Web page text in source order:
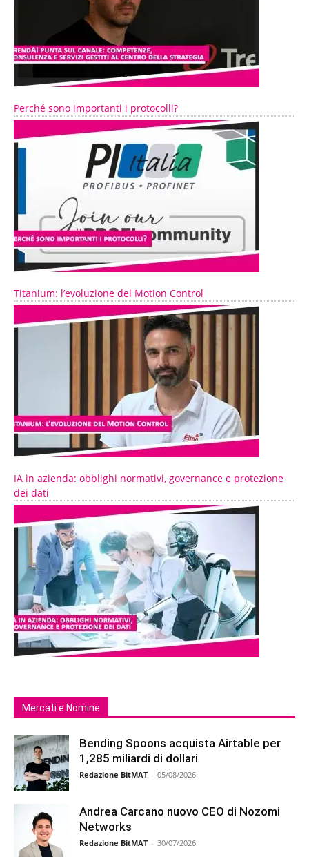
Perché sono importanti i protocolli?
Titanium: l’evoluzione del Motion Control
IA in azienda: obblighi normativi, governance e protezione
dei dati
Mercati e Nomine
Bending Spoons acquista Airtable per
1,285 miliardi di dollari
Redazione BitMAT - 05/08/2026
Andrea Carcano nuovo CEO di Nozomi
Networks
Redazione BitMAT - 30/07/2026